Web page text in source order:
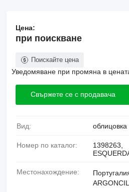
Цена:
при поискване
Поискайте цена
Уведомяване при промяна в
Свържете се с продавача
Вид: облицовка
Номер по каталог:
1398263,
Местонахождение: